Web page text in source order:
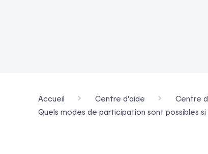
Accueil Centre d'aide Centre
Quels modes de participation sont possibles